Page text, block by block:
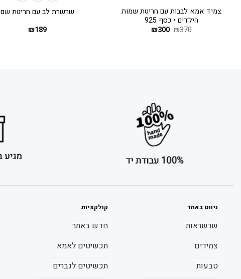
צמיד אמא לבבות עם חריטת שמות
הילדים • כסף 925
₪370 המחיר
₪300
שרשרת לב עם חריטת שם
₪189
ניווט באתר
שרשראות
צמידים
טבעות
קולקציות
חדש באתר
תכשיטים לאמא
תכשיטים לגברים